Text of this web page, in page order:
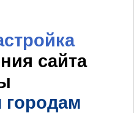
сайта
городам